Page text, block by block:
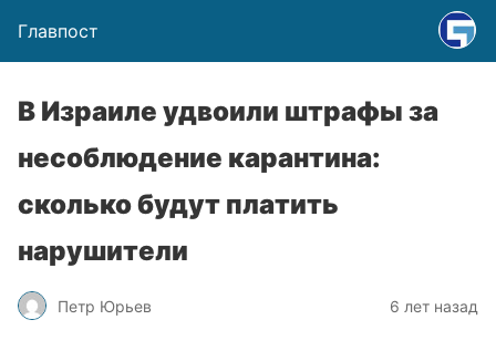
Главпост
В Израиле удвоили штрафы за
несоблюдение карантина:
сколько будут платить
нарушители
Петр Юрьев 6 лет назад